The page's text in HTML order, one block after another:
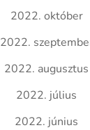
2022. október
2022.
2022. augusztus
2022. július
2022. június